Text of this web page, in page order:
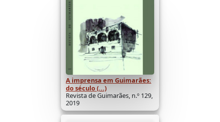
A imprensa em Guimarães:
do século (...)
Revista de Guimarães, n.º 129,
2019